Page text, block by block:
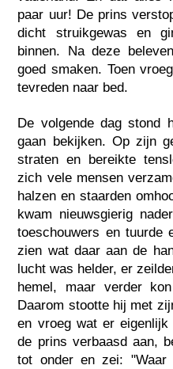
paar uur! De prins
dicht struikgewas en
binnen. Na deze
goed smaken. Toen
tevreden naar bed.
De volgende dag
gaan bekijken. Op zijn
straten en bereikte
zich vele mensen
halzen en staarden
kwam nieuwsgierig
toeschouwers en tuurde
zien wat daar aan de
lucht was helder, er
hemel, maar verder
Daarom stootte hij met
en vroeg wat er
de prins verbaasd aan,
tot onder en zei: "Waar